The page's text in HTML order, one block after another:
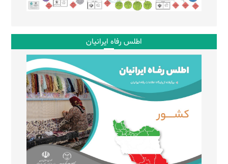
اطلس رفاه ایرانیان